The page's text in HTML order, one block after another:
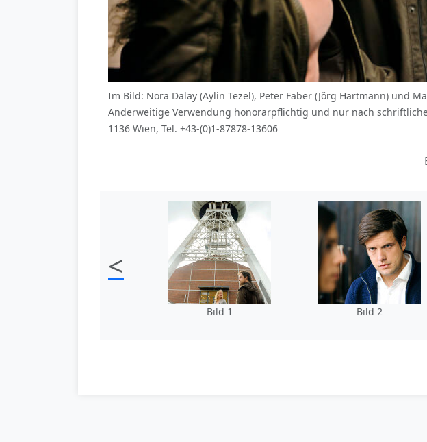
Im Bild: Nora Dalay (Aylin Tezel), Peter Faber (Jörg Hartmann) und
Anderweitige Verwendung honorarpflichtig und nur nach
1136 Wien, Tel. +43-(0)1-87878-13606
<
Bild 1 Bild 2